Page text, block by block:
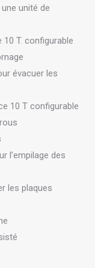
unité de
T. configurable
évacuer les
10 T configurable
l’empilage des
les plaques